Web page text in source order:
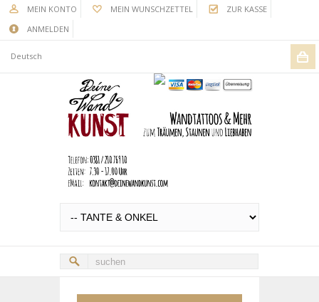
MEIN KONTO MEIN WUNSCHZETTEL
ZUR KASSE
ANMELDEN
Deutsch